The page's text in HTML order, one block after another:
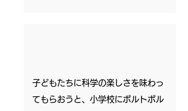
子どもたちに科学の楽しさを味わっ
てもらおうと、小学校にボルトボル